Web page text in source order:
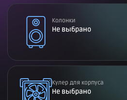
Колонки
Не выбрано
Кулер для корпуса
Не выбрано